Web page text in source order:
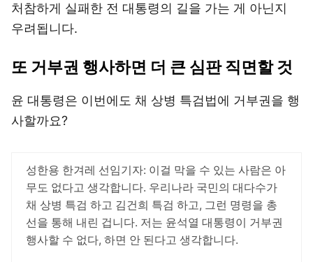
처참하게 실패한 전 대통령의 길을 가는 게 아닌지
우려됩니다.
또 거부권 행사하면 더 큰 심판 직면할 것
윤 대통령은 이번에도 채 상병 특검법에 거부권을 행
사할까요?
성한용 한겨레 선임기자: 이걸 막을 수 있는 사람은 아
무도 없다고 생각합니다. 우리나라 국민의 대다수가
채 상병 특검 하고 김건희 특검 하고, 그런 명령을 총
선을 통해 내린 겁니다. 저는 윤석열 대통령이 거부권
행사할 수 없다, 하면 안 된다고 생각합니다.